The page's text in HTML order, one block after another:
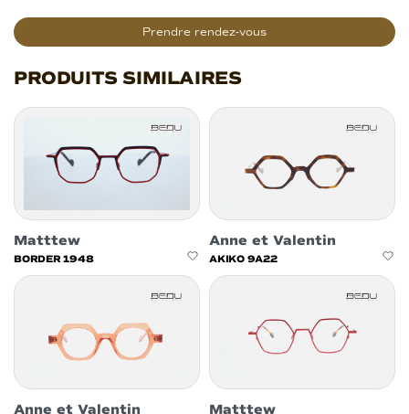
Prendre rendez-vous
PRODUITS SIMILAIRES
Matttew
BORDER 1948
Anne et Valentin
AKIKO 9A22
Anne et Valentin Matttew